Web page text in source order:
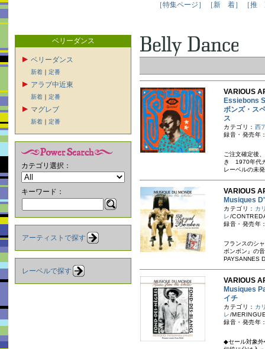
［特集ページ］ ［新 着］ ［推
ベリーダンス
ベリーダンス
新着 ｜ 定番
アラブ中近東
新着 ｜ 定番
マグレブ
新着 ｜ 定番
カテゴリ選択：
キーワード：
アーティストで探す
レーベルで探す
VARIOUS
Essiebons
ボンズ・ス
ス
カテゴリ： 西
録音・発売年
ご注文確定後
き 1970年代
レーベルの未
VARIOUS
Musiques
カテゴリ： カ
レ/
録音・発売年
フランスのシ
ボンボン』の
PAYSANNES
VARIOUS
Musiques
イチ
カテゴリ： カ
レ/
録音・発売年
◆セール対象外